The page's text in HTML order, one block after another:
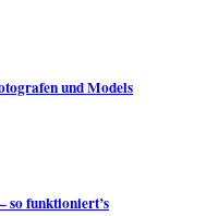
und Models
so funktioniert’s